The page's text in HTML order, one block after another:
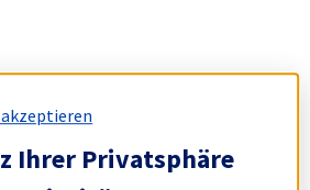
Ihrer Privatsphäre